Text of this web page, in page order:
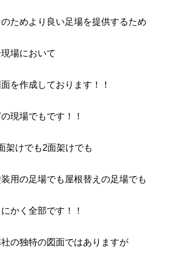
のためより良い足場を提供するため
場において
を作成しております！！
の現場でもです！！
架けでも2面架けでも
用の足場でも屋根替えの足場でも
にかく全部です！！
の独特の図面ではありますが